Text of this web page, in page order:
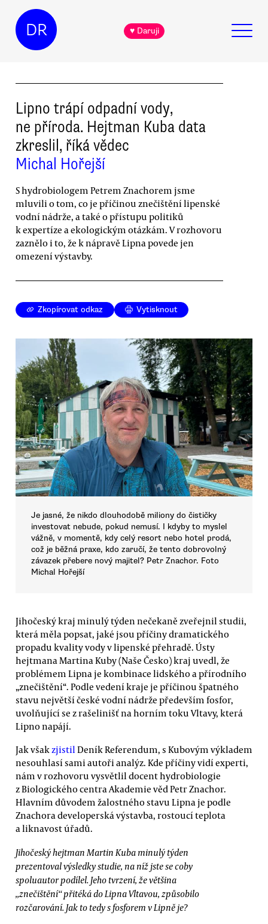
DR ♥ Daruji
Lipno trápí odpadní vody,
ne příroda. Hejtman Kuba data
zkreslil, říká vědec
Michal Hořejší
S hydrobiologem Petrem Znachorem jsme
mluvili o tom, co je příčinou znečištění lipenské
vodní nádrže, a také o přístupu politiků
k expertíze a ekologickým otázkám. V rozhovoru
zaznělo i to, že k nápravě Lipna povede jen
omezení výstavby.
Zkopírovat odkaz Vytisknout
Je jasné, že nikdo dlouhodobě miliony do čističky
investovat nebude, pokud nemusí. I kdyby to myslel
vážně, v momentě, kdy celý resort nebo hotel prodá,
což je běžná praxe, kdo zaručí, že tento dobrovolný
závazek přebere nový majitel? Petr Znachor. Foto
Michal Hořejší
Jihočeský kraj minulý týden nečekaně zveřejnil studii,
která měla popsat, jaké jsou příčiny dramatického
propadu kvality vody v lipenské přehradě. Ústy
hejtmana Martina Kuby (Naše Česko) kraj uvedl, že
problémem Lipna je kombinace lidského a přírodního
„znečištění“. Podle vedení kraje je příčinou špatného
stavu největší české vodní nádrže především fosfor,
uvolňující se z rašelinišť na horním toku Vltavy, která
Lipno napájí.
Jak všakzjistil Deník Referendum, s Kubovým výkladem
nesouhlasí sami autoři analýz. Kde příčiny vidí experti,
nám v rozhovoru vysvětlil docent hydrobiologie
z Biologického centra Akademie věd Petr Znachor.
Hlavním důvodem žalostného stavu Lipna je podle
Znachora developerská výstavba, rostoucí teplota
a liknavost úřadů.
Jihočeský hejtman Martin Kuba minulý týden
prezentoval výsledky studie, na níž jste se coby
spoluautor podílel. Jeho tvrzení, že většina
„znečištění“ přitéká do Lipna Vltavou, způsobilo
rozčarování. Jak to tedy s fosforem v Lipně je?